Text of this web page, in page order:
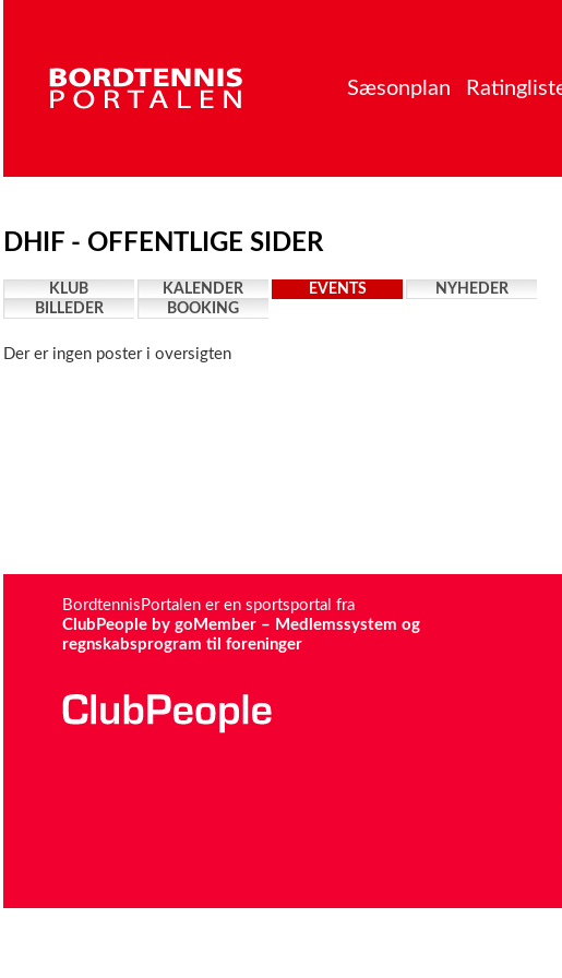
Sæsonplan
DHIF - OFFENTLIGE SIDER
KLUB KALENDER EVENTS
NYHEDER
BILLEDER
BOOKING
Der er ingen poster i oversigten
BordtennisPortalen er en sportsportal fra
ClubPeople by goMember – Medlemssystem og
regnskabsprogram til foreninger